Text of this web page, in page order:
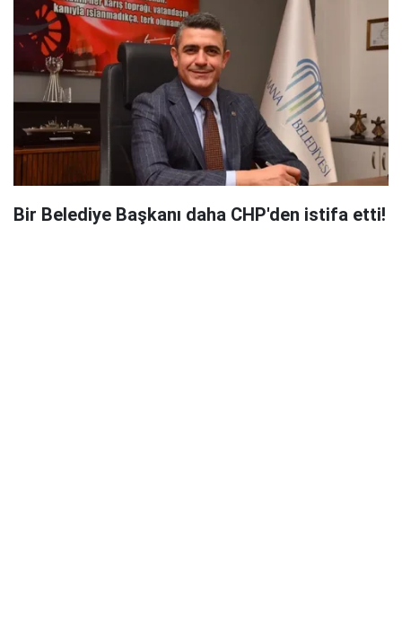
Bir Belediye Başkanı daha CHP'den istifa etti!